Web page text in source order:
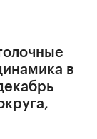
в